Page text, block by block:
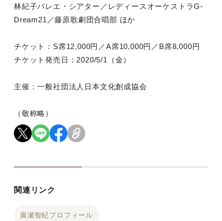
林紀子バレエ・シアター／レディースオーケストラG-
Dream21／藤原歌劇団合唱部 ほか
チケット：S席12,000円／A席10,000円／B席8,000円
チケット発売日：2020/5/1（金）
主催：一般社団法人日本文化創成協会
（敬称略）
関連リンク
廣瀬智紀プロフィール